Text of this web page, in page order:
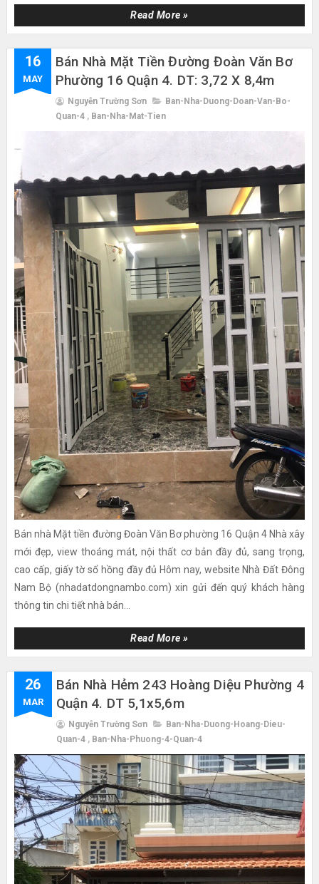
Read More »
16
MAY
Bán Nhà Mặt Tiền Đường Đoàn Văn Bơ
Phường 16 Quận 4. DT: 3,72 X 8,4m
Nguyễn Trường Sơn
Ban-Nha-Duong-Doan-Van-Bo-
Quan-4 , Ban-Nha-Mat-Tien
Bán nhà Mặt tiền đường Đoàn Văn Bơ phường 16 Quận 4 Nhà xây
mới đẹp, view thoáng mát, nội thất cơ bản đầy đủ, sang trọng,
cao cấp, giấy tờ sổ hồng đầy đủ Hôm nay, website Nhà Đất Đông
Nam Bộ (nhadatdongnambo.com) xin gửi đến quý khách hàng
thông tin chi tiết nhà bán...
Read More »
26
MAR
Bán Nhà Hẻm 243 Hoàng Diệu Phường 4
Quận 4. DT 5,1x5,6m
Nguyễn Trường Sơn
Ban-Nha-Duong-Hoang-Dieu-
Quan-4 , Ban-Nha-Phuong-4-Quan-4